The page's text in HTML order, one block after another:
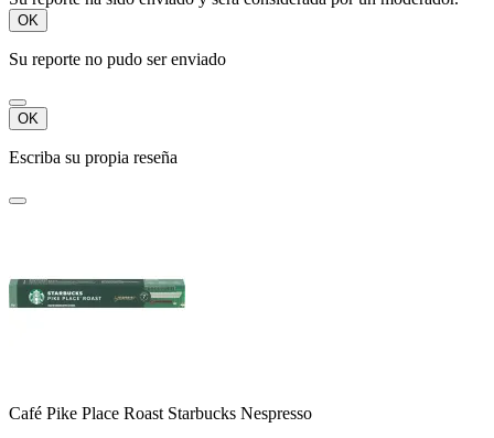
OK
Su reporte no pudo ser enviado
OK
Escriba su propia reseña
Café Pike Place Roast Starbucks Nespresso